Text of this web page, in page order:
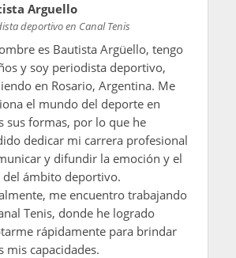
Arguello
deportivo en Canal Tenis
es Bautista Argüello, tengo
y soy periodista deportivo,
en Rosario, Argentina. Me
el mundo del deporte en
sus formas, por lo que he
dedicar mi carrera profesional
y difundir la emoción y el
del ámbito deportivo.
me encuentro trabajando
Tenis, donde he logrado
rápidamente para brindar
mis capacidades.